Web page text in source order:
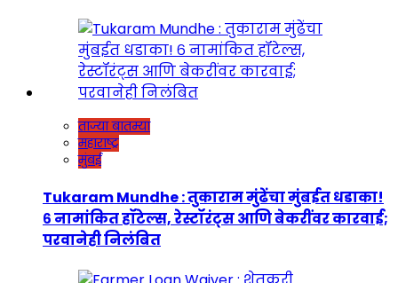
ताज्या बातम्या
महाराष्ट्र
मुंबई
Tukaram Mundhe : तुकाराम मुंढेंचा मुंबईत धडाका!
६ नामांकित हॉटेल्स, रेस्टॉरंट्स आणि बेकरींवर कारवाई;
परवानेही निलंबित